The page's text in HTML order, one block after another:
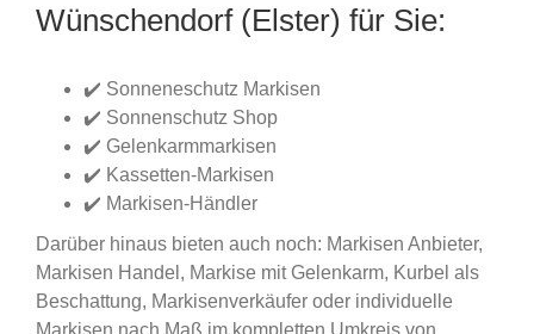
Wünschendorf (Elster) für Sie:
✔️ Sonneneschutz Markisen
✔️ Sonnenschutz Shop
✔️ Gelenkarmmarkisen
✔️ Kassetten-Markisen
✔️ Markisen-Händler
Darüber hinaus bieten auch noch: Markisen Anbieter,
Markisen Handel, Markise mit Gelenkarm, Kurbel als
Beschattung, Markisenverkäufer oder individuelle
Markisen nach Maß im kompletten Umkreis von